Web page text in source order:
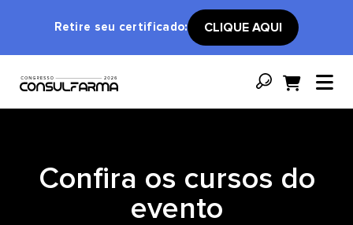
Retire seu certificado: CLIQUE AQUI
Confira os cursos do
evento